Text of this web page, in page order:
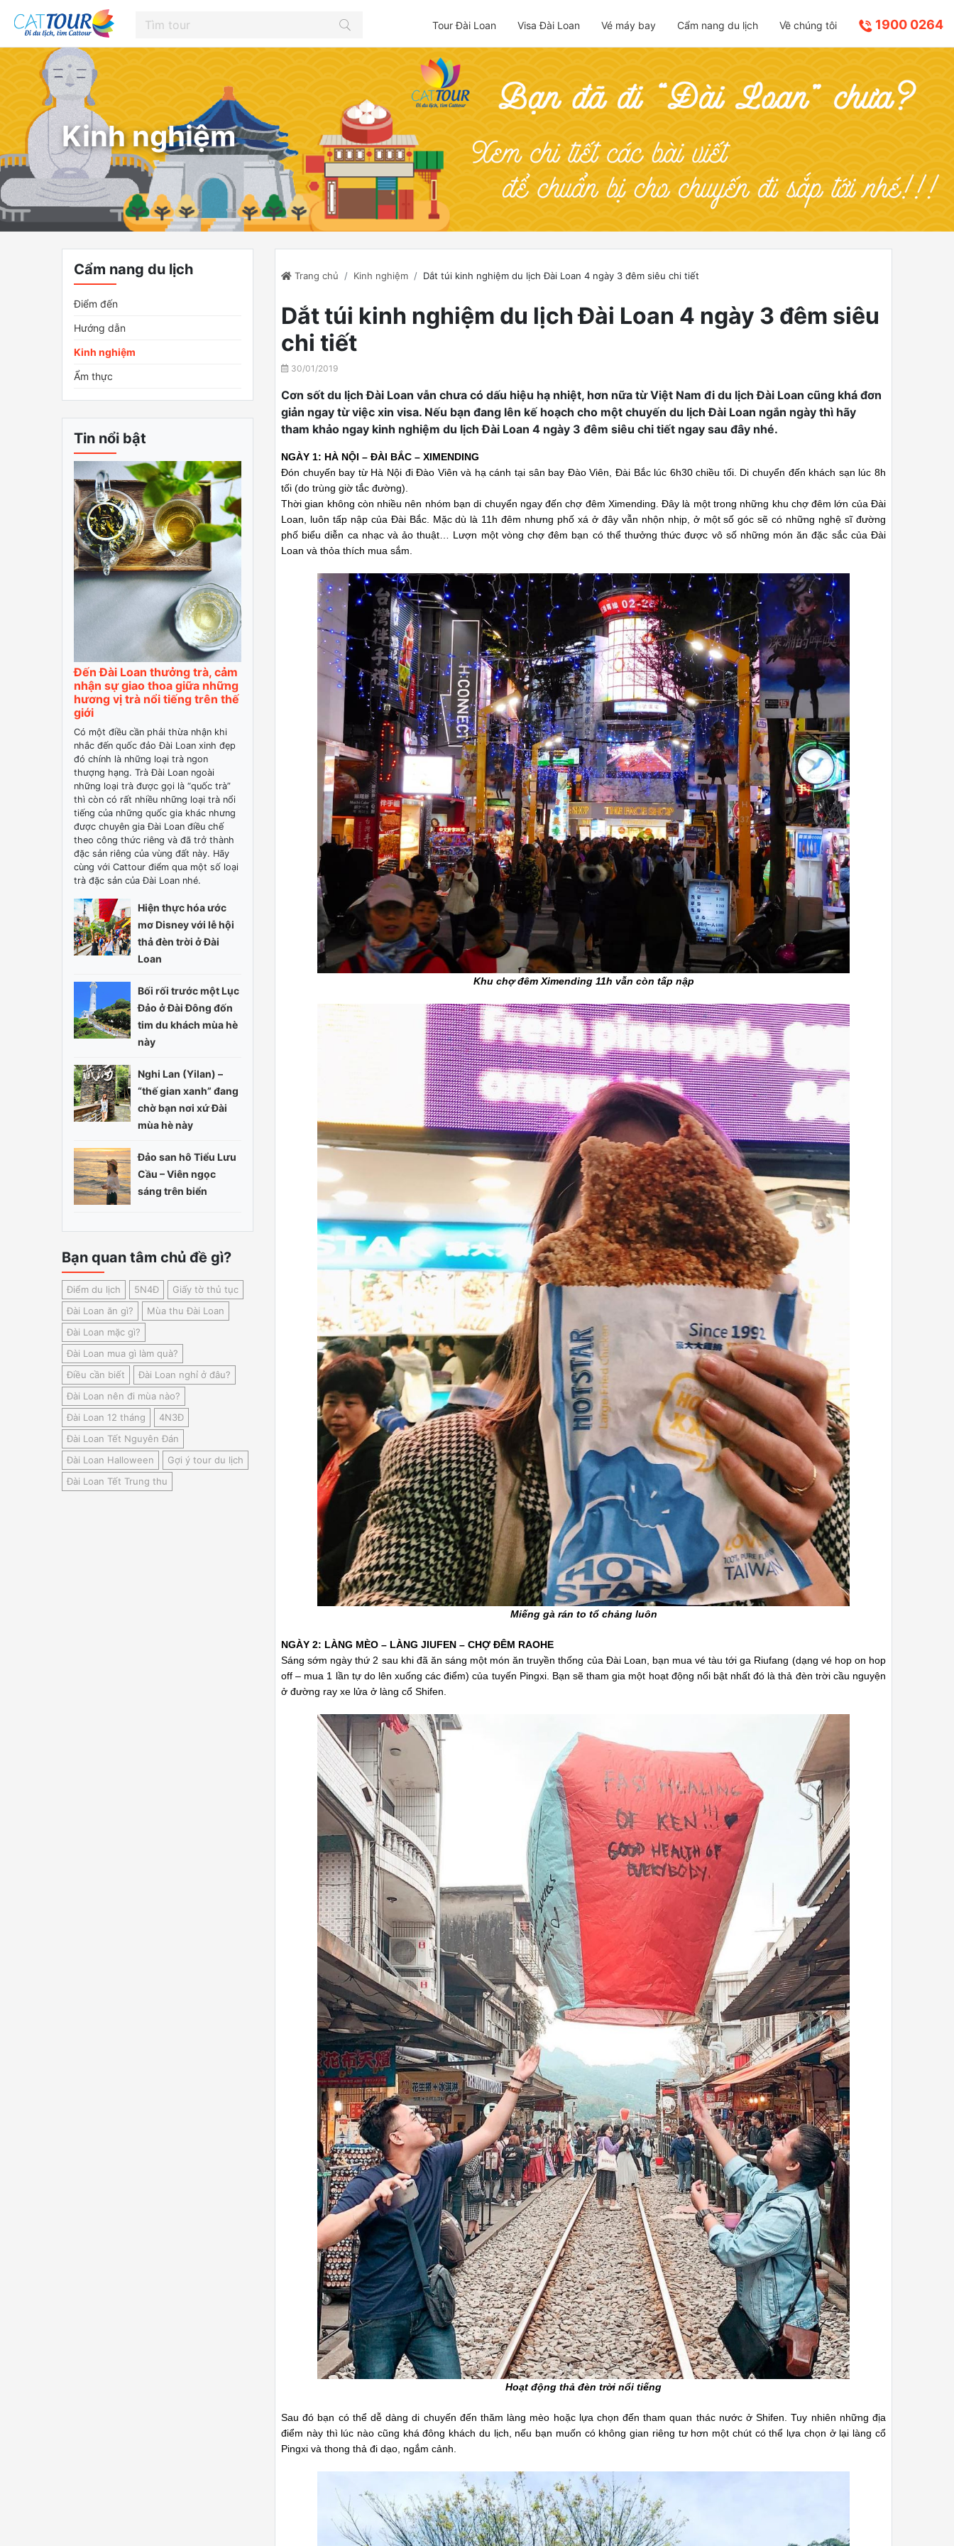
Tour Đài Loan Visa Đài Loan Vé máy bay Cẩm nang du lịch Về chúng tôi 1900 0264
Kinh nghiệm
Cẩm nang du lịch
Điểm đến
Hướng dẫn
Kinh nghiệm
Ẩm thực
Tin nổi bật
Đến Đài Loan thưởng trà, cảm
nhận sự giao thoa giữa những
hương vị trà nổi tiếng trên thế
giới
Có một điều cần phải thừa nhận khi
nhắc đến quốc đảo Đài Loan xinh đẹp
đó chính là những loại trà ngon
thượng hạng. Trà Đài Loan ngoài
những loại trà được gọi là “quốc trà”
thì còn có rất nhiều những loại trà nổi
tiếng của những quốc gia khác nhưng
được chuyên gia Đài Loan điều chế
theo công thức riêng và đã trở thành
đặc sản riêng của vùng đất này. Hãy
cùng với Cattour điểm qua một số loại
trà đặc sản của Đài Loan nhé.
Hiện thực hóa ước
mơ Disney với lễ hội
thả đèn trời ở Đài
Loan
Bối rối trước một Lục
Đảo ở Đài Đông đốn
tim du khách mùa hè
này
Nghi Lan (Yilan) –
“thế gian xanh” đang
chờ bạn nơi xứ Đài
mùa hè này
Đảo san hô Tiểu Lưu
Cầu – Viên ngọc
sáng trên biển
Bạn quan tâm chủ đề gì?
Điểm du lịch 5N4Đ
Giấy tờ thủ tục
Đài Loan ăn gì?
Mùa thu Đài Loan
Đài Loan mặc gì?
Đài Loan mua gì làm quà?
Điều cần biết
Đài Loan nghỉ ở đâu?
Đài Loan nên đi mùa nào?
Đài Loan 12 tháng
4N3Đ
Đài Loan Tết Nguyên Đán
Đài Loan Halloween
Gợi ý tour du lịch
Đài Loan Tết Trung thu
Trang chủ Kinh nghiệm Dắt túi kinh nghiệm du lịch Đài Loan 4 ngày 3 đêm siêu chi tiết
Dắt túi kinh nghiệm du lịch Đài Loan 4 ngày 3 đêm siêu
chi tiết
30/01/2019
Cơn sốt du lịch Đài Loan vẫn chưa có dấu hiệu hạ nhiệt, hơn nữa từ Việt Nam đi du lịch Đài Loan cũng khá đơn
giản ngay từ việc xin visa. Nếu bạn đang lên kế hoạch cho một chuyến du lịch Đài Loan ngắn ngày thì hãy
tham khảo ngay kinh nghiệm du lịch Đài Loan 4 ngày 3 đêm siêu chi tiết ngay sau đây nhé.
NGÀY 1: HÀ NỘI – ĐÀI BẮC – XIMENDING
Đón chuyến bay từ Hà Nội đi Đào Viên và hạ cánh tại sân bay Đào Viên, Đài Bắc lúc 6h30 chiều tối. Di chuyển đến khách sạn lúc 8h
tối (do trùng giờ tắc đường).
Thời gian không còn nhiều nên nhóm bạn di chuyển ngay đến chợ đêm Ximending. Đây là một trong những khu chợ đêm lớn của Đài
Loan, luôn tấp nập của Đài Bắc. Mặc dù là 11h đêm nhưng phố xá ở đây vẫn nhộn nhịp, ở một số góc sẽ có những nghệ sĩ đường
phố biểu diễn ca nhạc và ảo thuật… Lượn một vòng chợ đêm bạn có thể thưởng thức được vô số những món ăn đặc sắc của Đài
Loan và thỏa thích mua sắm.
Khu chợ đêm Ximending 11h vẫn còn tấp nập
Miếng gà rán to tổ chảng luôn
NGÀY 2: LÀNG MÈO – LÀNG JIUFEN – CHỢ ĐÊM RAOHE
Sáng sớm ngày thứ 2 sau khi đã ăn sáng một món ăn truyền thống của Đài Loan, bạn mua vé tàu tới ga Riufang (dạng vé hop on hop
off – mua 1 lần tự do lên xuống các điểm) của tuyến Pingxi. Bạn sẽ tham gia một hoạt động nổi bật nhất đó là thả đèn trời cầu nguyện
ở đường ray xe lửa ở làng cổ Shifen.
Hoạt động thả đèn trời nổi tiếng
Sau đó bạn có thể dễ dàng di chuyến đến thăm làng mèo hoặc lựa chọn đến tham quan thác nước ở Shifen. Tuy nhiên những địa
điểm này thì lúc nào cũng khá đông khách du lịch, nếu bạn muốn có không gian riêng tư hơn một chút có thể lựa chọn ở lại làng cổ
Pingxi và thong thả đi dạo, ngắm cảnh.